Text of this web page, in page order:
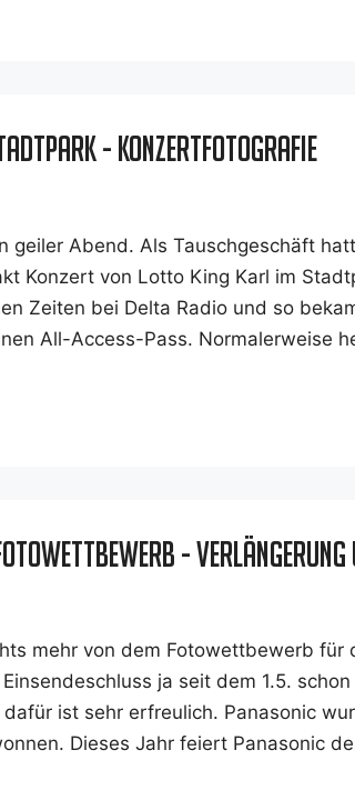
- Konzertfotografie
gei­ler Abend. Als Tausch­ge­schäft
Kon­zert von Lot­to King Karl im
Zei­ten bei Del­ta Radio und so
All-Access-Pass. Nor­ma­ler­wei­se
- Verlängerung
mehr von dem Foto­wett­be­werb für
ja seit dem 1.5.
ist sehr erfreu­lich. Pana­so­nic
Die­ses Jahr fei­ert Pana­so­nic